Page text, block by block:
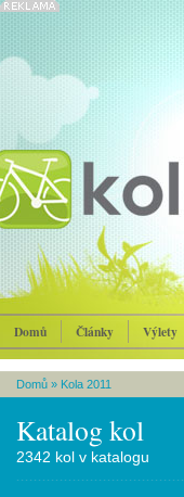
Domů Články Výlety
Domů » Kola 2011
Katalog kol
2342 kol v katalogu